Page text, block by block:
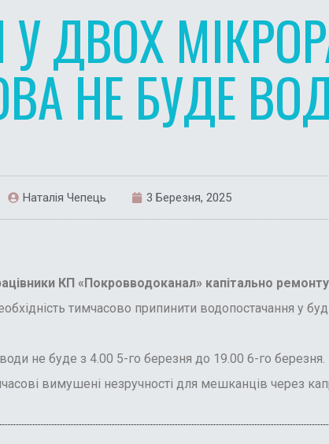
У ДВОХ
НЕ БУДЕ
Наталія Чепець 3 Березня, 2025
КП «Покровводоканал» капітально
тимчасово припинити водопостачання у
не буде з 4.00 5-го березня до 19.00 6-го березня.
вимушені незручності для мешканців через